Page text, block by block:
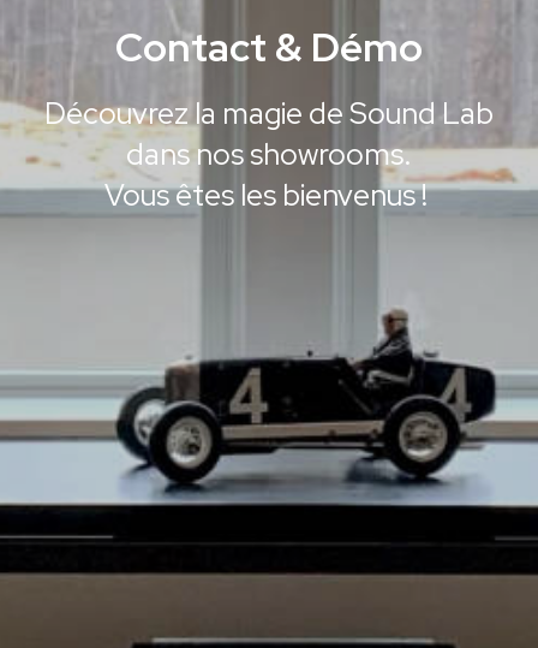
Contact & Démo
Découvrez la magie de Sound Lab
dans nos showrooms.
Vous êtes les bienvenus !